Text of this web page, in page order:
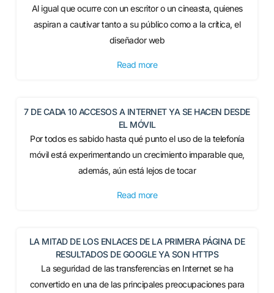
Al igual que ocurre con un escritor o un cineasta, quienes
aspiran a cautivar tanto a su público como a la crítica, el
diseñador web
Read more
7 DE CADA 10 ACCESOS A INTERNET YA SE HACEN DESDE
EL MÓVIL
Por todos es sabido hasta qué punto el uso de la telefonía
móvil está experimentando un crecimiento imparable que,
además, aún está lejos de tocar
Read more
LA MITAD DE LOS ENLACES DE LA PRIMERA PÁGINA DE
RESULTADOS DE GOOGLE YA SON HTTPS
La seguridad de las transferencias en Internet se ha
convertido en una de las principales preocupaciones para